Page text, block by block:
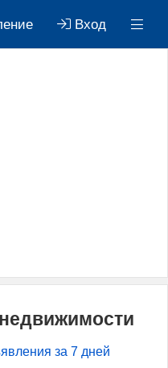
Вход
за 7 дней